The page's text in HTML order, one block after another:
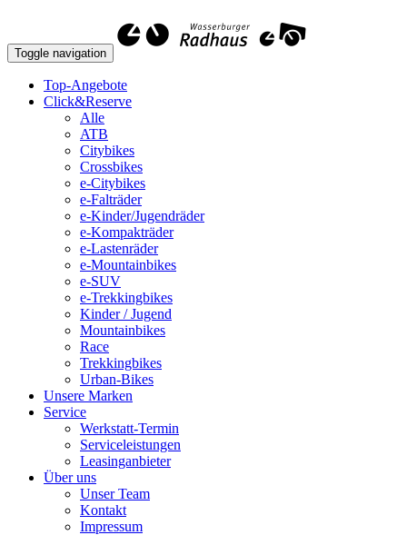
Toggle navigation
Top-Angebote
Click&Reserve
Alle
ATB
Citybikes
Crossbikes
e-Citybikes
e-Falträder
e-Kinder/Jugendräder
e-Kompakträder
e-Lastenräder
e-Mountainbikes
e-SUV
e-Trekkingbikes
Kinder / Jugend
Mountainbikes
Race
Trekkingbikes
Urban-Bikes
Unsere Marken
Service
Werkstatt-Termin
Serviceleistungen
Leasinganbieter
Über uns
Unser Team
Kontakt
Impressum